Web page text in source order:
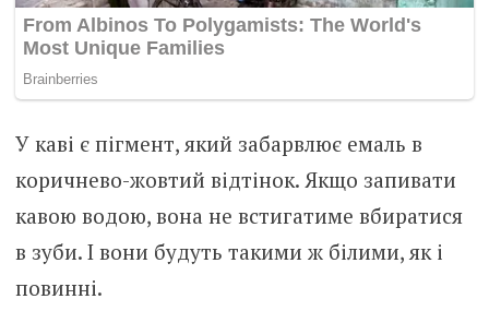
У каві є пігмент, який забарвлює емаль в
коричнево-жовтий відтінок. Якщо запивати
кавою водою, вона не встигатиме вбиратися
в зуби. І вони будуть такими ж білими, як і
повинні.